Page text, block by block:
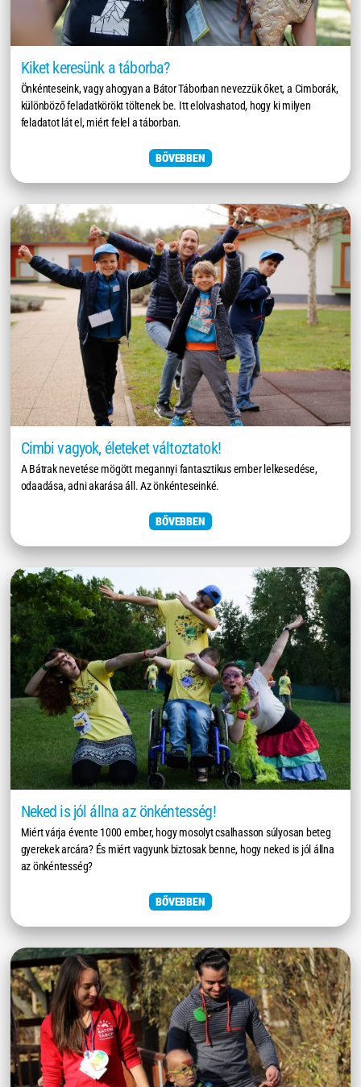
Kiket keresünk a táborba?
Önkénteseink, vagy ahogyan a Bátor Táborban nevezzük őket, a Cimborák,
különböző feladatkörökt töltenek be. Itt elolvashatod, hogy ki milyen
feladatot lát el, miért felel a táborban.
BŐVEBBEN
Cimbi vagyok, életeket változtatok!
A Bátrak nevetése mögött megannyi fantasztikus ember lelkesedése,
odaadása, adni akarása áll. Az önkénteseinké.
BŐVEBBEN
Neked is jól állna az önkéntesség!
Miért várja évente 1000 ember, hogy mosolyt csalhasson súlyosan beteg
gyerekek arcára? És miért vagyunk biztosak benne, hogy neked is jól állna
az önkéntesség?
BŐVEBBEN